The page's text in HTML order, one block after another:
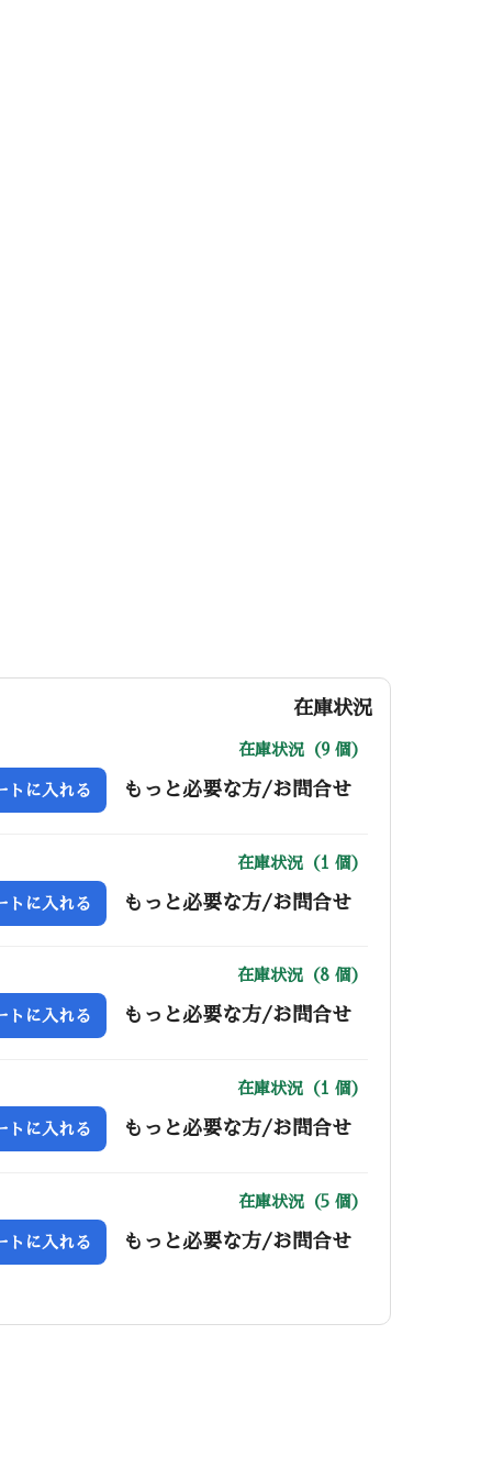
在庫状況
在庫状況（9 個）
トに入れる もっと必要な方/お問合せ
在庫状況（1 個）
トに入れる もっと必要な方/お問合せ
在庫状況（8 個）
トに入れる もっと必要な方/お問合せ
在庫状況（1 個）
トに入れる もっと必要な方/お問合せ
在庫状況（5 個）
トに入れる もっと必要な方/お問合せ